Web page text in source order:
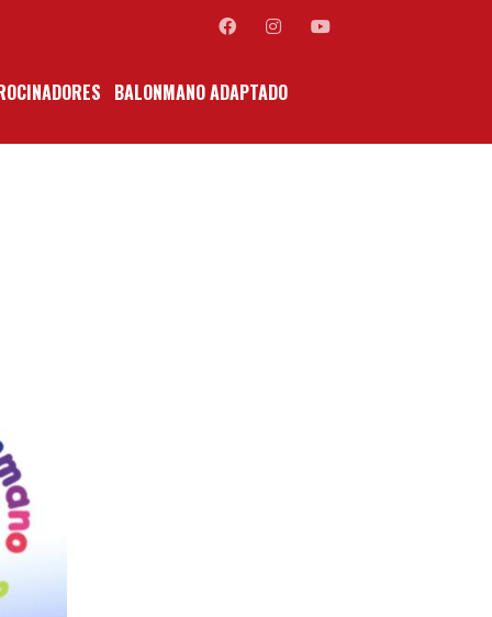
BALONMANO ADAPTADO